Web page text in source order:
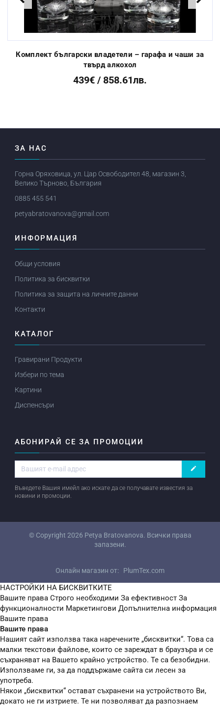
Комплект български владетели – гарафа и чаши за
твърд алкохол
439€ / 858.61лв.
Previous
ЗА НАС
Горна Оряховица, ул. Цар Освободител 48, магазин 3,
Велико Търново, България
0885 455 541
petyabratovanova@gmail.com
ИНФОРМАЦИЯ
Общи условия
Политика за бисквитки
Политика за защита на личните данни
Контакти
КАТАЛОГ
Гравирани Продукти
Избери по тема
Картини
Диспенсъри
АБОНИРАЙ СЕ ЗА ПРОМОЦИИ
create
Въведете Вашия имейл ако искате да се получавате известия за
новини и промоции.
© Copyright 2026 Petya Bratovanova. Всички права
запазени.
Онлайн магазин от: PlumTex.com
НАСТРОЙКИ НА БИСКВИТКИТЕ
Вашите права Строго необходими За ефективност За
функционалности Маркетингови Допълнителна информация
Вашите права
Вашите права
Нашият сайт използва така наречените „бисквитки“. Това са
малки текстови файлове, които се зареждат в браузъра и се
съхраняват на Вашето крайно устройство. Те са безобидни.
Използваме ги, за да поддържаме сайта си лесен за
употреба.
Някои „бисквитки“ остават съхранени на устройството Ви,
докато не ги изтриете. Те ни позволяват да разпознаем